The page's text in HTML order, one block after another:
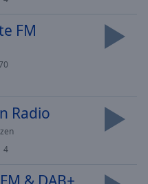
FM
Radio
zen
4